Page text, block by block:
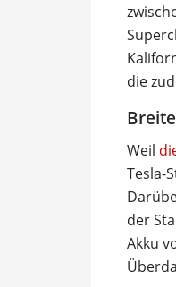
die
Weil
Tesla-
der
Akku